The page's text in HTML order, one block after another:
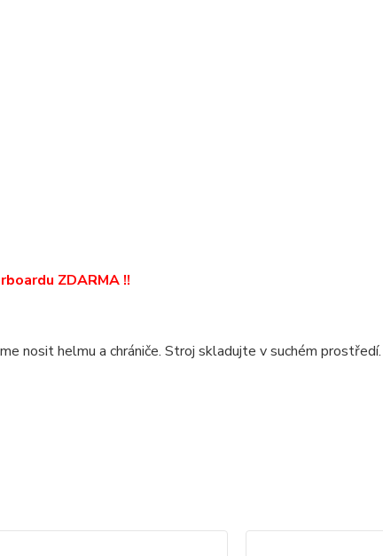
ZDARMA !!
nosit helmu a chrániče. Stroj skladujte v suchém